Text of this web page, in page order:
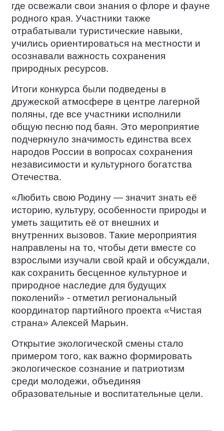
где освежали свои знания о флоре и фауне
родного края. Участники также
отрабатывали туристические навыки,
учились ориентироваться на местности и
осознавали важность сохранения
природных ресурсов.
Итоги конкурса были подведены в
дружеской атмосфере в центре лагерной
поляны, где все участники исполнили
общую песню под баян. Это мероприятие
подчеркнуло значимость единства всех
народов России в вопросах сохранения
независимости и культурного богатства
Отечества.
«Любить свою Родину — значит знать её
историю, культуру, особенности природы и
уметь защитить её от внешних и
внутренних вызовов. Такие мероприятия
направлены на то, чтобы дети вместе со
взрослыми изучали свой край и обсуждали,
как сохранить бесценное культурное и
природное наследие для будущих
поколений» - отметил региональный
координатор партийного проекта «Чистая
страна» Алексей Марьин.
Открытие экологической смены стало
примером того, как важно формировать
экологическое сознание и патриотизм
среди молодежи, объединяя
образовательные и воспитательные цели.